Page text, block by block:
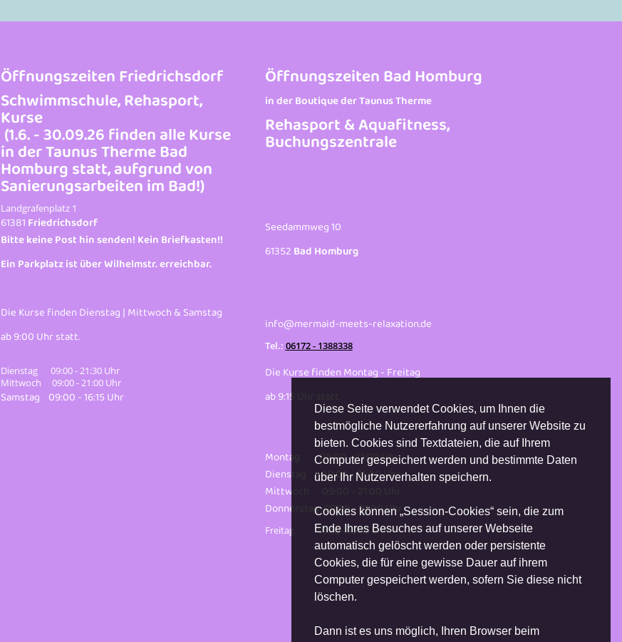
Diese Seite verwendet Cookies, um Ihnen die
bestmögliche Nutzererfahrung auf unserer Website zu
bieten. Cookies sind Textdateien, die auf Ihrem
Computer gespeichert werden und bestimmte Daten
über Ihr Nutzerverhalten speichern.
Cookies können „Session-Cookies“ sein, die zum
Ende Ihres Besuches auf unserer Webseite
automatisch gelöscht werden oder persistente
Cookies, die für eine gewisse Dauer auf ihrem
Computer gespeichert werden, sofern Sie diese nicht
löschen.
Dann ist es uns möglich, Ihren Browser beim
Öffnungszeiten Friedrichsdorf
Schwimmschule, Rehasport,
Kurse
(1.6. - 30.09.26 finden alle Kurse
in der Taunus Therme Bad
Homburg statt, aufgrund von
Sanierungsarbeiten im Bad!)
Landgrafenplatz 1
61381 Friedrichsdorf
Bitte keine Post hin senden! Kein Briefkasten!!
Ein Parkplatz ist über Wilhelmstr. erreichbar.
Die Kurse finden Dienstag | Mittwoch & Samstag
ab 9:00 Uhr statt.
Dienstag 09:00 - 21:30 Uhr
Mittwoch 09:00 - 21:00 Uhr
Samstag 09:00 - 16:15 Uhr
Öffnungszeiten Bad Homburg
in der Boutique der Taunus Therme
Rehasport & Aquafitness,
Buchungszentrale
Seedammweg 10
61352 Bad Homburg
info@mermaid-meets-relaxation.de
Tel.: 06172 - 1388338
Die Kurse finden Montag - Freitag
ab 9:15 Uhr statt.
Montag 09:00 - 21:00 Uhr
Dienstag 09:00 - 21:00 Uhr
Mittwoch 09:00 - 21:00 Uhr
Donnerstag 09:00 - 21:00 Uhr
Freitag 09:00 - 15:45 Uhr